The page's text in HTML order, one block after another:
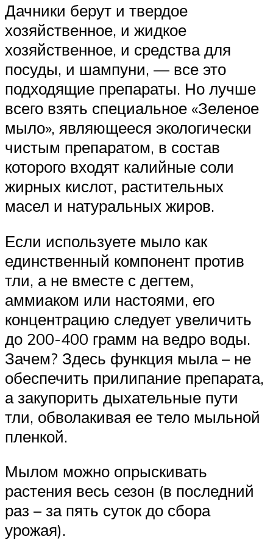
Дачники берут и твердое
хозяйственное, и жидкое
хозяйственное, и средства для
посуды, и шампуни, — все это
подходящие препараты. Но лучше
всего взять специальное «Зеленое
мыло», являющееся экологически
чистым препаратом, в состав
которого входят калийные соли
жирных кислот, растительных
масел и натуральных жиров.
Если используете мыло как
единственный компонент против
тли, а не вместе с дегтем,
аммиаком или настоями, его
концентрацию следует увеличить
до 200-400 грамм на ведро воды.
Зачем? Здесь функция мыла – не
обеспечить прилипание препарата,
а закупорить дыхательные пути
тли, обволакивая ее тело мыльной
пленкой.
Мылом можно опрыскивать
растения весь сезон (в последний
раз – за пять суток до сбора
урожая).